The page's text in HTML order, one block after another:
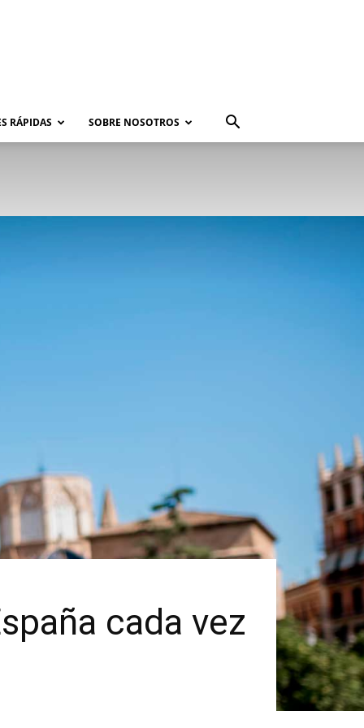
RÁPIDAS SOBRE NOSOTROS
cada vez